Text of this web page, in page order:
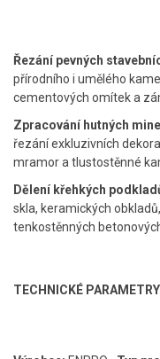
Řezání pevných
přírodního i umělého
cementových omítek a
Zpracování hutných
řezání exkluzivních
mramor a tlustostěnné
Dělení křehkých
skla, keramických
tenkostěnných
TECHNICKÉ